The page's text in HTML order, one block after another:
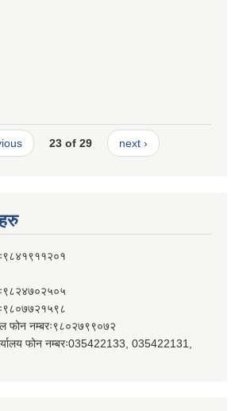
23 of 29 next ›
नम्बरः९८०२७९९०७२
फोन नम्बरः035422133, 035422131,